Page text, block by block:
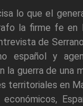
lo que el
la firme fe en
de
español y
la guerra de
territoriales en